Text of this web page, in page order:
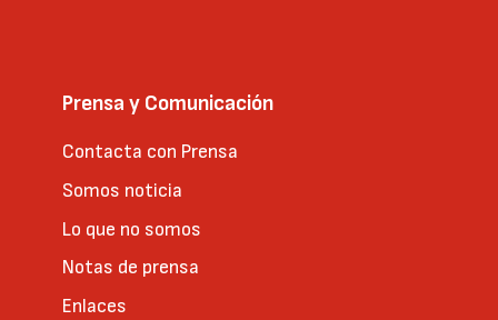
Prensa y Comunicación
Contacta con Prensa
Somos noticia
Lo que no somos
Notas de prensa
Enlaces